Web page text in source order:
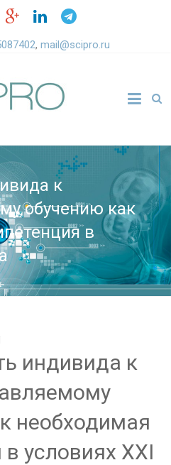
,mail@scipro.ru
к
обучению как
в
индивида к
необходимая
условиях ХХI